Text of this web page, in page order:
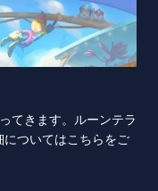
てきます。ルーンテラ
ついてはこちらをご